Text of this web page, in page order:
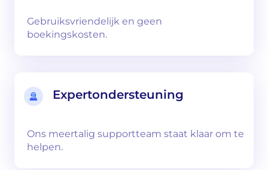
Gebruiksvriendelijk en geen
boekingskosten.
Expertondersteuning
Ons meertalig supportteam staat klaar om te
helpen.